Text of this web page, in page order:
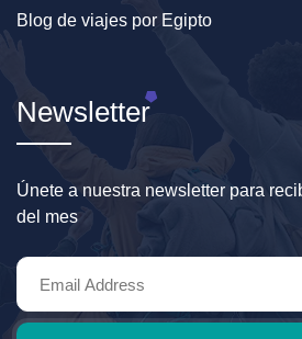
Blog de viajes por Egipto
Newsletter
Únete a nuestra newsletter para
del mes